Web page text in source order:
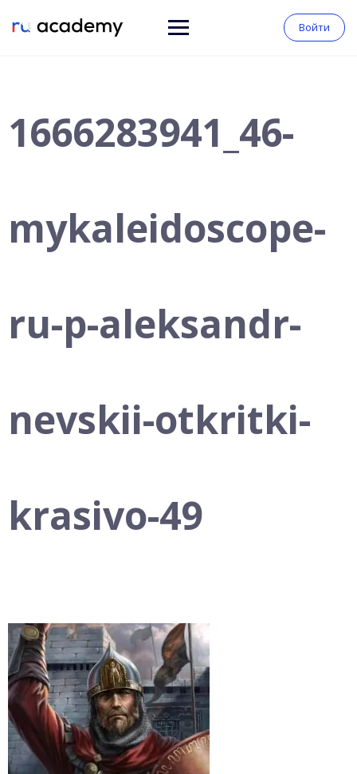
Войти
1666283941_46-
mykaleidoscope-
ru-p-aleksandr-
nevskii-otkritki-
krasivo-49